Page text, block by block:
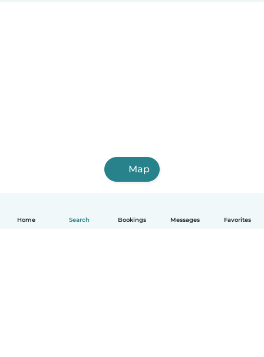
Home Search Bookings Messages Favorites
Map